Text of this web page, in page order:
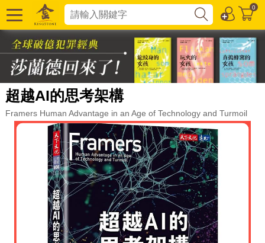
0
超越AI的思考架構
Framers Human Advantage in an Age of Technology and Turmoil